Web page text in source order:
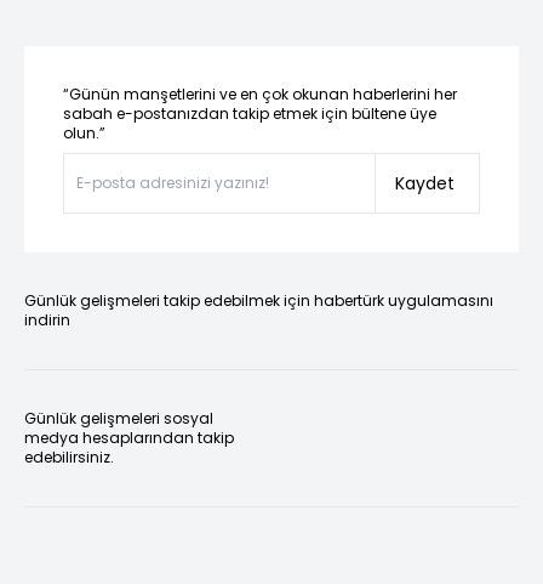
“Günün manşetlerini ve en çok okunan haberlerini her
sabah e-postanızdan takip etmek için bültene üye
olun.”
Kaydet
Günlük gelişmeleri takip edebilmek için habertürk uygulamasını
indirin
Günlük gelişmeleri sosyal
medya hesaplarından takip
edebilirsiniz.